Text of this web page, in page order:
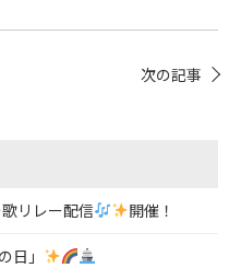
次の記事
リレー配信 開催！
日」